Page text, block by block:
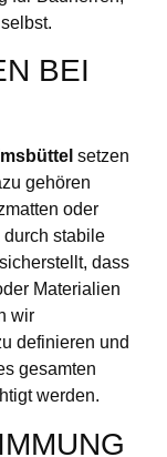
BEI I
setzen
gehören
oder
durch stabile
dass
Materialien
wir
definieren und
gesamten
werden.